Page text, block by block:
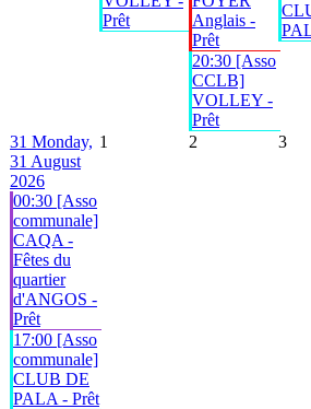
Prêt
Anglais -
Prêt
20:30 [Asso
CCLB]
VOLLEY -
Prêt
31 Monday,
31 August
2026
00:30 [Asso
communale]
CAQA -
Fêtes du
quartier
d'ANGOS -
Prêt
17:00 [Asso
communale]
CLUB DE
PALA - Prêt
1 2 3